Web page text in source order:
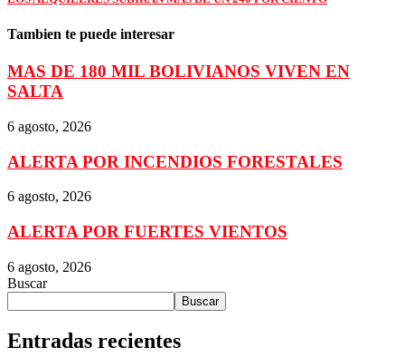
Tambien te puede interesar
MAS DE 180 MIL BOLIVIANOS VIVEN EN
SALTA
6 agosto, 2026
ALERTA POR INCENDIOS FORESTALES
6 agosto, 2026
ALERTA POR FUERTES VIENTOS
6 agosto, 2026
Buscar
Buscar
Entradas recientes